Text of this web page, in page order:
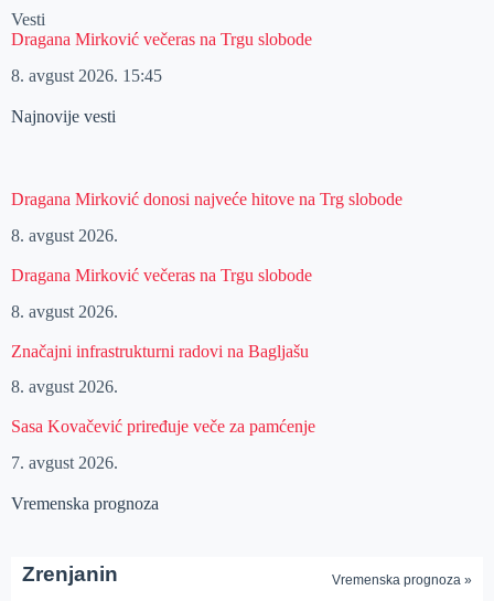
Vesti
Dragana Mirković večeras na Trgu slobode
8. avgust 2026. 15:45
Najnovije vesti
Dragana Mirković donosi najveće hitove na Trg slobode
8. avgust 2026.
Dragana Mirković večeras na Trgu slobode
8. avgust 2026.
Značajni infrastrukturni radovi na Bagljašu
8. avgust 2026.
Sasa Kovačević priređuje veče za pamćenje
7. avgust 2026.
Vremenska prognoza